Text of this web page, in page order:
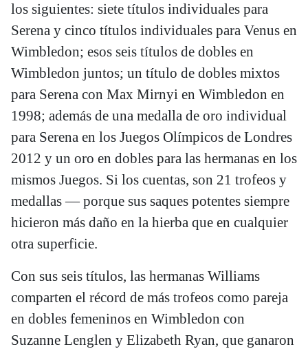
los siguientes: siete títulos individuales para
Serena y cinco títulos individuales para Venus en
Wimbledon; esos seis títulos de dobles en
Wimbledon juntos; un título de dobles mixtos
para Serena con Max Mirnyi en Wimbledon en
1998; además de una medalla de oro individual
para Serena en los Juegos Olímpicos de Londres
2012 y un oro en dobles para las hermanas en los
mismos Juegos. Si los cuentas, son 21 trofeos y
medallas — porque sus saques potentes siempre
hicieron más daño en la hierba que en cualquier
otra superficie.
Con sus seis títulos, las hermanas Williams
comparten el récord de más trofeos como pareja
en dobles femeninos en Wimbledon con
Suzanne Lenglen y Elizabeth Ryan, que ganaron